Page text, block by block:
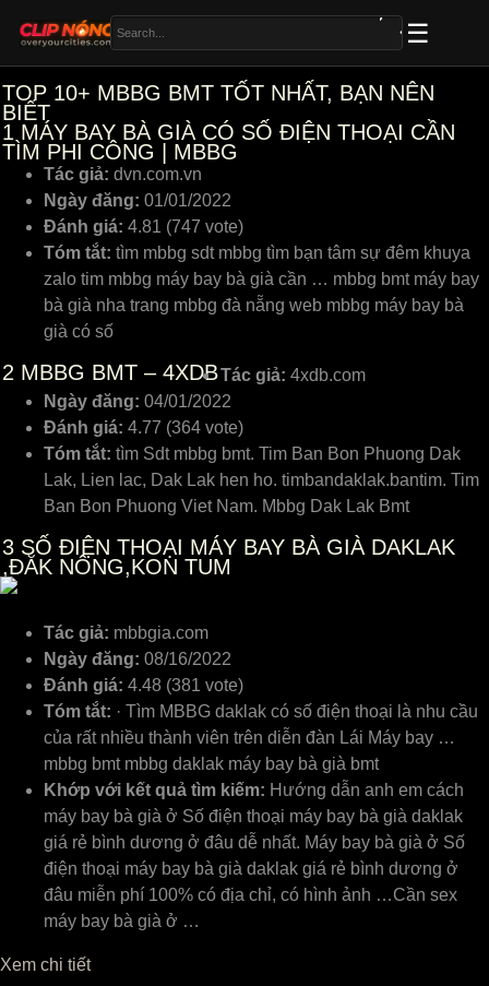
TOP 10+ MBBG BMT TỐT NHẤT, BẠN NÊN
BIẾT
1 MÁY BAY BÀ GIÀ CÓ SỐ ĐIỆN THOẠI CẦN
TÌM PHI CÔNG | MBBG
Tác giả: dvn.com.vn
Ngày đăng: 01/01/2022
Đánh giá: 4.81 (747 vote)
Tóm tắt: tìm mbbg sdt mbbg tìm bạn tâm sự đêm khuya
zalo tim mbbg máy bay bà già cần … mbbg bmt máy bay
bà già nha trang mbbg đà nẵng web mbbg máy bay bà
già có số
2 MBBG BMT – 4XDBTác giả: 4xdb.com
Ngày đăng: 04/01/2022
Đánh giá: 4.77 (364 vote)
Tóm tắt: tìm Sdt mbbg bmt. Tim Ban Bon Phuong Dak
Lak, Lien lac, Dak Lak hen ho. timbandaklak.bantim. Tim
Ban Bon Phuong Viet Nam. Mbbg Dak Lak Bmt
3 SỐ ĐIỆN THOẠI MÁY BAY BÀ GIÀ DAKLAK
,ĐĂK NÔNG,KON TUM
Tác giả: mbbgia.com
Ngày đăng: 08/16/2022
Đánh giá: 4.48 (381 vote)
Tóm tắt: · Tìm MBBG daklak có số điện thoại là nhu cầu
của rất nhiều thành viên trên diễn đàn Lái Máy bay …
mbbg bmt mbbg daklak máy bay bà già bmt
Khớp với kết quả tìm kiếm: Hướng dẫn anh em cách
máy bay bà già ở Số điện thoại máy bay bà già daklak
giá rẻ bình dương ở đâu dễ nhất. Máy bay bà già ở Số
điện thoại máy bay bà già daklak giá rẻ bình dương ở
đâu miễn phí 100% có địa chỉ, có hình ảnh …Cần sex
máy bay bà già ở …
Xem chi tiết